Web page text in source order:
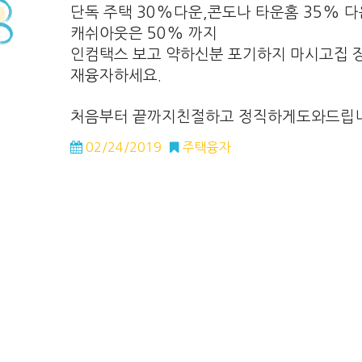
단독 주택 30%다운,콘도나 타운홈 35% 다
캐쉬아웃은 50% 까지
인컴택스 보고 약하신분 포기하지 마시고집
재융자하세요.
처음부터 끝까지친절하고 정직하게도와드립
02/24/2019 주택융자